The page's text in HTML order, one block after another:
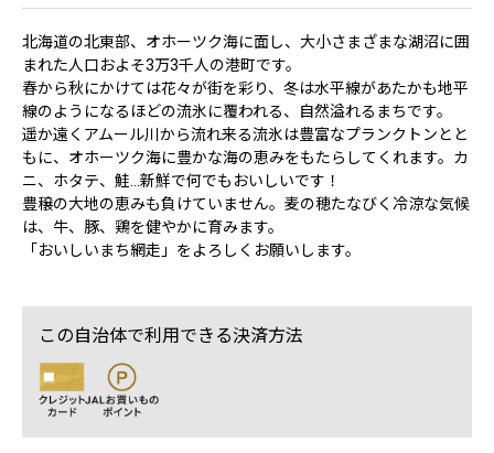
北海道の北東部、オホーツク海に面し、大小さまざまな湖沼に囲
まれた人口およそ3万3千人の港町です。
春から秋にかけては花々が街を彩り、冬は水平線があたかも地平
線のようになるほどの流氷に覆われる、自然溢れるまちです。
遥か遠くアムール川から流れ来る流氷は豊富なプランクトンとと
もに、オホーツク海に豊かな海の恵みをもたらしてくれます。カ
ニ、ホタテ、鮭…新鮮で何でもおいしいです！
豊穣の大地の恵みも負けていません。麦の穂たなびく冷涼な気候
は、牛、豚、鶏を健やかに育みます。
「おいしいまち網走」をよろしくお願いします。
この自治体で利用できる決済方法